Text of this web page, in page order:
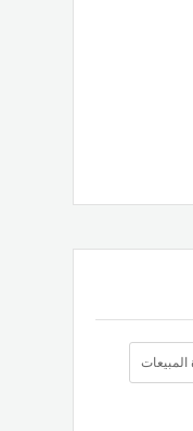
المبيعات